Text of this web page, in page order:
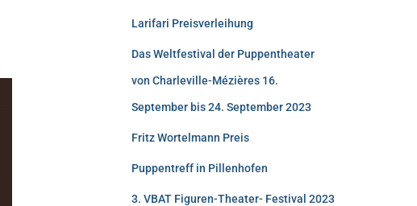
Larifari Preisverleihung
Das Weltfestival der Puppentheater
von Charleville-Mézières 16.
September bis 24. September 2023
Fritz Wortelmann Preis
Puppentreff in Pillenhofen
3. VBAT Figuren-Theater- Festival 2023